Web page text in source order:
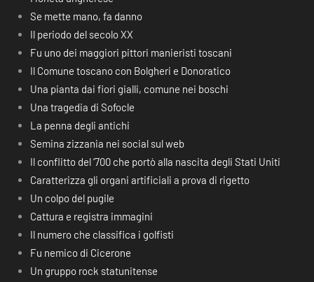
Se mette mano, fa danno
Il periodo del secolo XX
Fu uno dei maggiori pittori manieristi toscani
Il Comune toscano con Bolgheri e Donoratico
Una pianta dai fiori gialli, comune nei boschi
Una tragedia di Sofocle
La penna degli antichi
Semina zizzania nei social sul web
Il conflitto del ‘700 che portò alla nascita degli Stati Uniti
Caratterizza gli organi artificiali a prova di rigetto
Un colpo del pugile
Cattura e registra immagini
Il numero che classifica i golfisti
Fu nemico di Cicerone
Un gruppo rock statunitense